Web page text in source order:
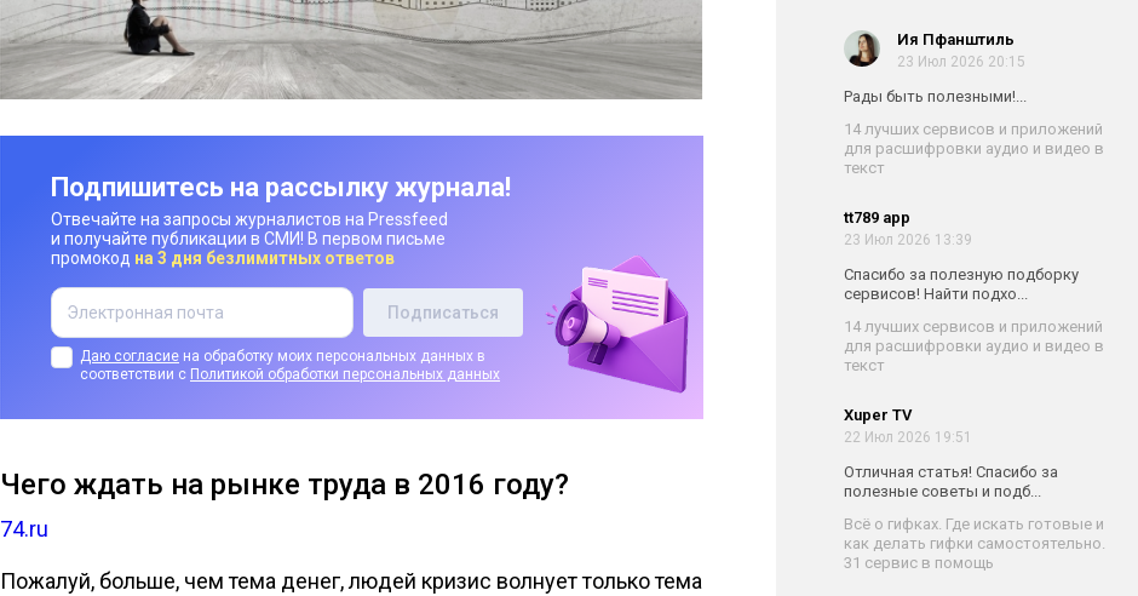
Ия Пфанштиль
23 Июл 2026 20:15
Рады быть полезными!...
14 лучших сервисов и приложений
для расшифровки аудио и видео в
текст
tt789 app
23 Июл 2026 13:39
Спасибо за полезную подборку
сервисов! Найти подхо...
14 лучших сервисов и приложений
для расшифровки аудио и видео в
текст
Xuper TV
22 Июл 2026 19:51
Отличная статья! Спасибо за
полезные советы и подб...
Всё о гифках. Где искать готовые и
как делать гифки самостоятельно.
31 сервис в помощь
Подпишитесь на рассылку журнала!
Отвечайте на запросы журналистов на Pressfeed
и получайте публикации в СМИ! В первом письме
промокод на 3 дня безлимитных ответов
Даю согласие на обработку моих персональных данных в
соответствии с Политикой обработки персональных данных
Чего ждать на рынке труда в 2016 году?
74.ru
Пожалуй, больше, чем тема денег, людей кризис волнует только тема